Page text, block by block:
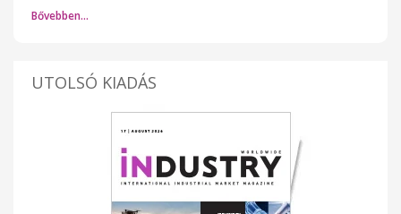
Bővebben…
UTOLSÓ KIADÁS